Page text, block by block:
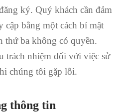
ký. Quý khách cần đảm
cập bằng một cách bí mật
thứ ba không có quyền.
trách nhiệm đối với việc sử
chúng tôi gặp lỗi.
thông tin